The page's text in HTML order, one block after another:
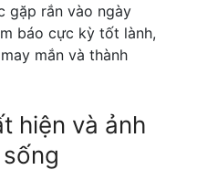
gặp rắn vào ngày
báo cực kỳ tốt lành,
mắn và thành
hiện và ảnh